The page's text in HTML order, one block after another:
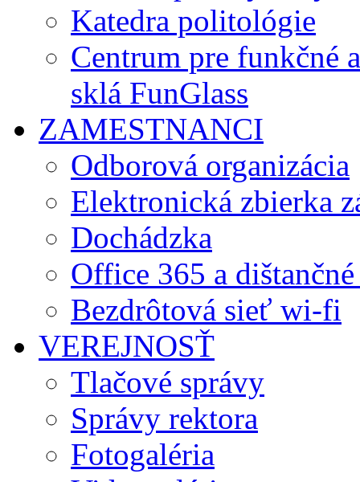
Katedra politológie
Centrum pre funkčné
sklá FunGlass
ZAMESTNANCI
Odborová organizácia
Elektronická zbierka
Dochádzka
Office 365 a
Bezdrôtová sieť wi-fi
VEREJNOSŤ
Tlačové správy
Správy rektora
Fotogaléria